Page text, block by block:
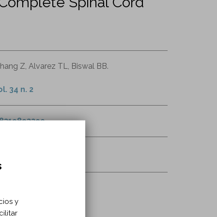
Z, Alvarez TL, Biswal BB.
34 n. 2
y